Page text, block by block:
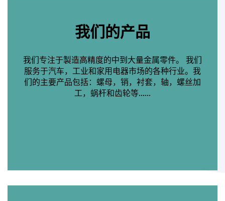
我们的产品
我们专注于製造高精度的中到大量金属零件。 我们
服务于汽车，工业和家用电器市场的各种行业。我
们的主要产品包括：螺母，销，衬套，轴，螺丝加
工，蜗杆和齿轮等......